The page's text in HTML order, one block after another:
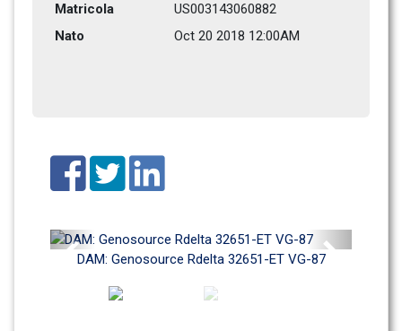
Matricola
US003143060882
Nato
Oct 20 2018 12:00AM
DAM: Genosource Rdelta 32651-ET VG-87
Previous